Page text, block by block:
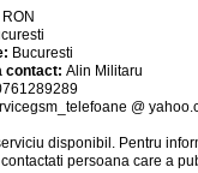
RON
Bucuresti
contact: Alin Militaru
@
disponibil . Pentru
persoana care a